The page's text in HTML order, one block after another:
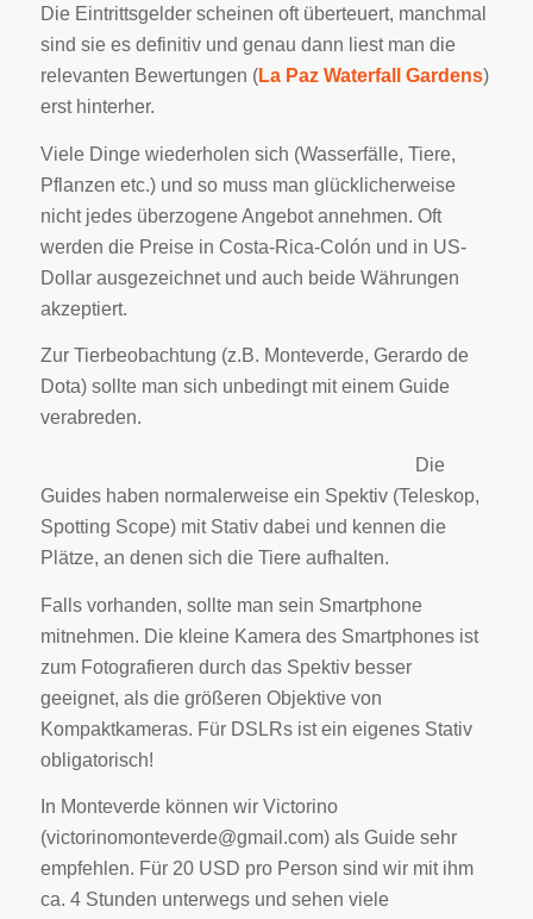
Die Eintrittsgelder scheinen oft überteuert, manchmal
sind sie es definitiv und genau dann liest man die
relevanten Bewertungen (La Paz Waterfall Gardens)
erst hinterher.
Viele Dinge wiederholen sich (Wasserfälle, Tiere,
Pflanzen etc.) und so muss man glücklicherweise
nicht jedes überzogene Angebot annehmen. Oft
werden die Preise in Costa-Rica-Colón und in US-
Dollar ausgezeichnet und auch beide Währungen
akzeptiert.
Zur Tierbeobachtung (z.B. Monteverde, Gerardo de
Dota) sollte man sich unbedingt mit einem Guide
verabreden.
Die
Guides haben normalerweise ein Spektiv (Teleskop,
Spotting Scope) mit Stativ dabei und kennen die
Plätze, an denen sich die Tiere aufhalten.
Falls vorhanden, sollte man sein Smartphone
mitnehmen. Die kleine Kamera des Smartphones ist
zum Fotografieren durch das Spektiv besser
geeignet, als die größeren Objektive von
Kompaktkameras. Für DSLRs ist ein eigenes Stativ
obligatorisch!
In Monteverde können wir Victorino
(victorinomonteverde@gmail.com) als Guide sehr
empfehlen. Für 20 USD pro Person sind wir mit ihm
ca. 4 Stunden unterwegs und sehen viele